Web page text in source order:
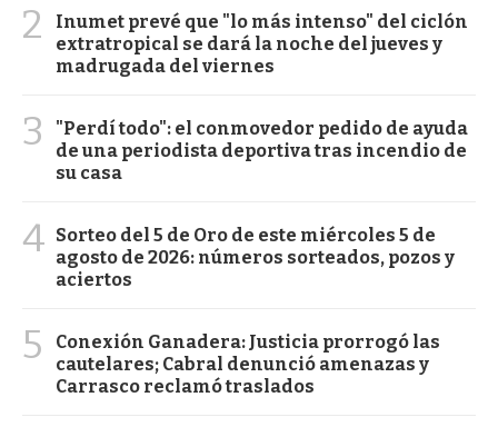
2
Inumet prevé que "lo más intenso" del ciclón
extratropical se dará la noche del jueves y
madrugada del viernes
3
"Perdí todo": el conmovedor pedido de ayuda
de una periodista deportiva tras incendio de
su casa
4 Sorteo del 5 de Oro de este miércoles 5 de
agosto de 2026: números sorteados, pozos y
aciertos
5
Conexión Ganadera: Justicia prorrogó las
cautelares; Cabral denunció amenazas y
Carrasco reclamó traslados